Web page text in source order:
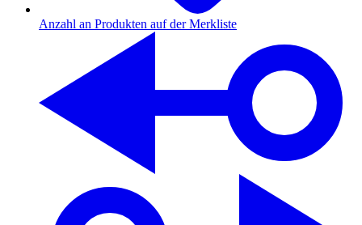
Anzahl an Produkten auf der Merkliste